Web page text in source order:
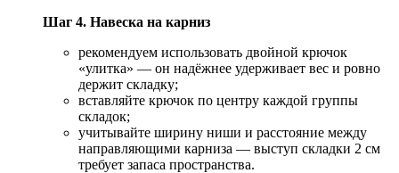
Шаг 4. Навеска на карниз
рекомендуем использовать двойной крючок
«улитка» — он надёжнее удерживает вес и ровно
держит складку;
вставляйте крючок по центру каждой группы
складок;
учитывайте ширину ниши и расстояние между
направляющими карниза — выступ складки 2 см
требует запаса пространства.